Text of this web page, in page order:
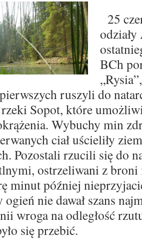
25
BCh
ruszyli do
Sopot, które
Wybuchy min
ciał uścieliły
Pozostali rzucili się do
ostrzeliwani z broni
minut później
ogień niedawał szans
wroga na odległość
się przebić.